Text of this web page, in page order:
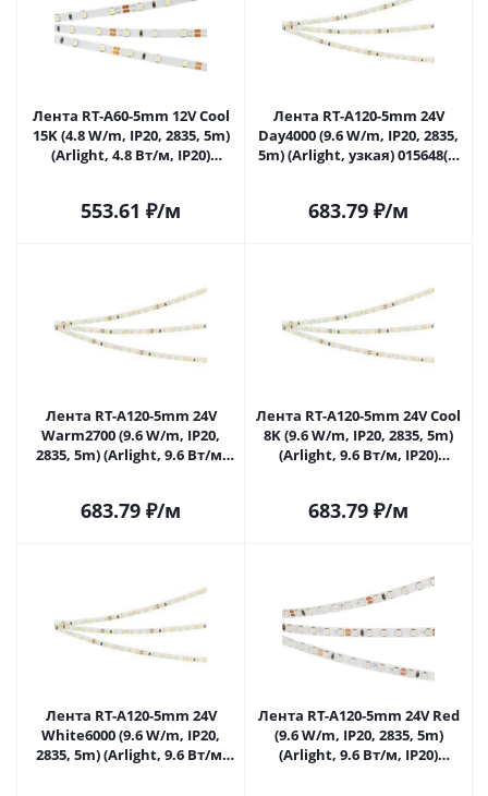
Лента RT-A60-5mm 12V Cool
15K (4.8 W/m, IP20, 2835, 5m)
(Arlight, 4.8 Вт/м, IP20)
553.61 ₽/м
Лента RT-A120-5mm 24V
Day4000 (9.6 W/m, IP20, 2835,
5m) (Arlight, узкая) 015648(2)
683.79 ₽/м
Лента RT-A120-5mm 24V
Warm2700 (9.6 W/m, IP20,
2835, 5m) (Arlight, 9.6 Вт/м,
683.79 ₽/м
Лента RT-A120-5mm 24V Cool
8K (9.6 W/m, IP20, 2835, 5m)
(Arlight, 9.6 Вт/м, IP20)
683.79 ₽/м
Лента RT-A120-5mm 24V
White6000 (9.6 W/m, IP20,
2835, 5m) (Arlight, 9.6 Вт/м,
Лента RT-A120-5mm 24V Red
(9.6 W/m, IP20, 2835, 5m)
(Arlight, 9.6 Вт/м, IP20)